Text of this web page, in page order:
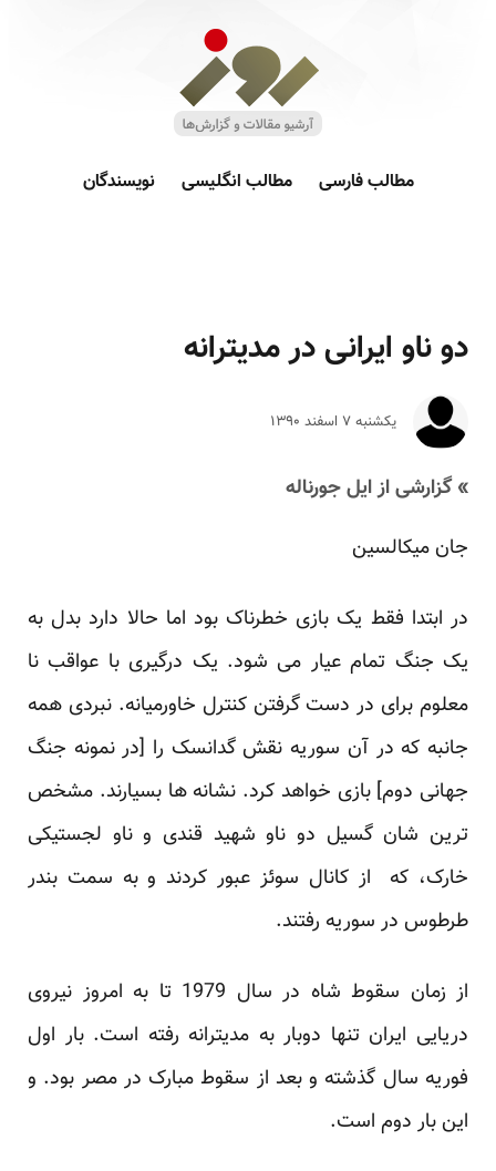
مطالب فارسی مطالب انگلیسی نویسندگان
دو ناو ایرانی در مدیترانه
یکشنبه ۷ اسفند ۱۳۹۰
» گزارشی از ایل جورناله
جان میکالسین
در ابتدا فقط یک بازی خطرناک بود اما حالا دارد بدل به
یک جنگ تمام عیار می شود. یک درگیری با عواقب نا
معلوم برای در دست گرفتن کنترل خاورمیانه. نبردی همه
جانبه که در آن سوریه نقش گدانسک را [در نمونه جنگ
جهانی دوم] بازی خواهد کرد. نشانه ها بسیارند. مشخص
ترین شان گسیل دو ناو شهید قندی و ناو لجستیکی
خارک، که از کانال سوئز عبور کردند و به سمت بندر
طرطوس در سوریه رفتند.
از زمان سقوط شاه در سال 1979 تا به امروز نیروی
دریایی ایران تنها دوبار به مدیترانه رفته است. بار اول
فوریه سال گذشته و بعد از سقوط مبارک در مصر بود. و
این بار دوم است.